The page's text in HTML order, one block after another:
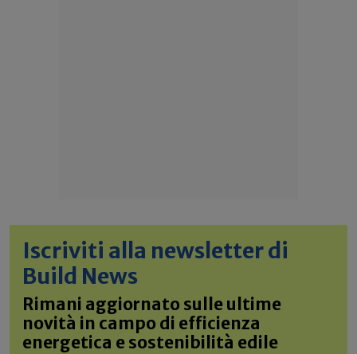
Iscriviti alla newsletter di
Build News
Rimani aggiornato sulle ultime
novità in campo di efficienza
energetica e sostenibilità edile